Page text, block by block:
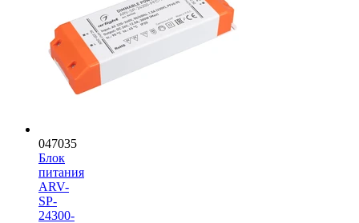
047035
Блок
питания
ARV-
SP-
24300-